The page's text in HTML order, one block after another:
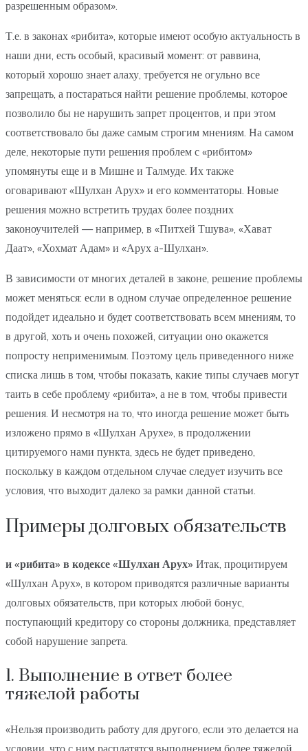
разрешенным образом».
Т.е. в законах «рибита», которые имеют особую актуальность в
наши дни, есть особый, красивый момент: от раввина,
который хорошо знает алаху, требуется не огульно все
запрещать, а постараться найти решение проблемы, которое
позволило бы не нарушить запрет процентов, и при этом
соответствовало бы даже самым строгим мнениям. На самом
деле, некоторые пути решения проблем с «рибитом»
упомянуты еще и в Мишне и Талмуде. Их также
оговаривают «Шулхан Арух» и его комментаторы. Новые
решения можно встретить трудах более поздних
законоучителей — например, в «Питхей Тшува», «Хават
Даат», «Хохмат Адам» и «Арух а-Шулхан».
В зависимости от многих деталей в законе, решение проблемы
может меняться: если в одном случае определенное решение
подойдет идеально и будет соответствовать всем мнениям, то
в другой, хоть и очень похожей, ситуации оно окажется
попросту неприменимым. Поэтому цель приведенного ниже
списка лишь в том, чтобы показать, какие типы случаев могут
таить в себе проблему «рибита», а не в том, чтобы привести
решения. И несмотря на то, что иногда решение может быть
изложено прямо в «Шулхан Арухе», в продолжении
цитируемого нами пункта, здесь не будет приведено,
поскольку в каждом отдельном случае следует изучить все
условия, что выходит далеко за рамки данной статьи.
Примеры долговых обязательств
и «рибита» в кодексе «Шулхан Арух» Итак, процитируем
«Шулхан Арух», в котором приводятся различные варианты
долговых обязательств, при которых любой бонус,
поступающий кредитору со стороны должника, представляет
собой нарушение запрета.
1. Выполнение в ответ более
тяжелой работы
«Нельзя производить работу для другого, если это делается на
условии, что с ним расплатятся выполнением более тяжелой